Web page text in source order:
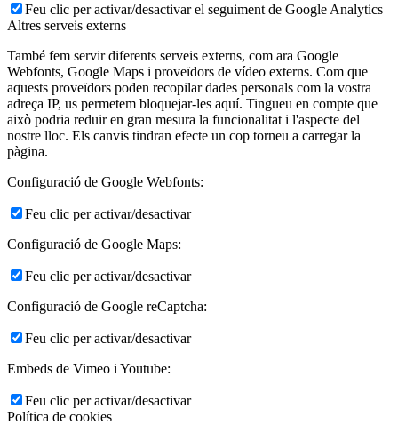
Feu clic per activar/desactivar el seguiment de Google Analytics
Altres serveis externs
També fem servir diferents serveis externs, com ara Google
Webfonts, Google Maps i proveïdors de vídeo externs. Com que
aquests proveïdors poden recopilar dades personals com la vostra
adreça IP, us permetem bloquejar-les aquí. Tingueu en compte que
això podria reduir en gran mesura la funcionalitat i l'aspecte del
nostre lloc. Els canvis tindran efecte un cop torneu a carregar la
pàgina.
Configuració de Google Webfonts:
Feu clic per activar/desactivar
Configuració de Google Maps:
Feu clic per activar/desactivar
Configuració de Google reCaptcha:
Feu clic per activar/desactivar
Embeds de Vimeo i Youtube:
Feu clic per activar/desactivar
Política de cookies